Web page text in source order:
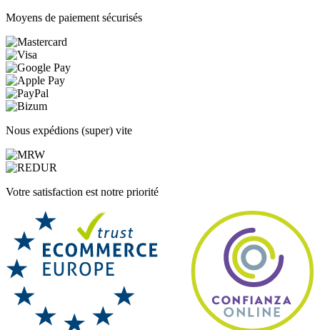
Moyens de paiement sécurisés
Nous expédions (super) vite
Votre satisfaction est notre priorité